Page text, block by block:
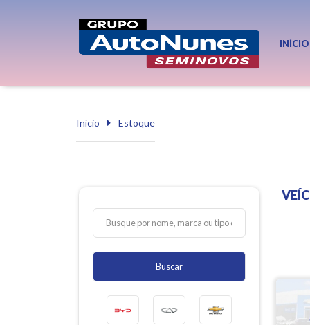
INÍCIO
Início Estoque
Buscar